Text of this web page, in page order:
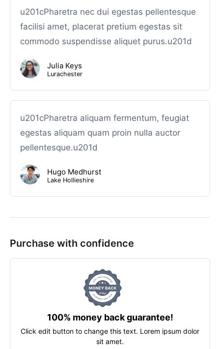
u201cPharetra nec dui egestas pellentesque
facilisi amet, placerat pretium egestas sit
commodo suspendisse aliquet purus.u201d
Julia Keys
Lurachester
u201cPharetra aliquam fermentum, feugiat
egestas aliquam quam proin nulla auctor
pellentesque.u201d
Hugo Medhurst
Lake Hollieshire
Purchase with confidence
100% money back guarantee!
Click edit button to change this text. Lorem ipsum dolor
sit amet.